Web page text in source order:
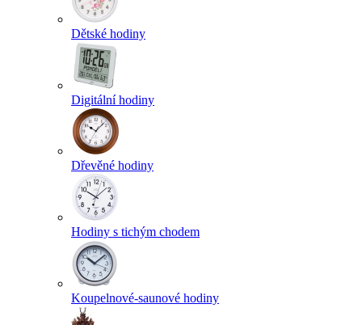
Dětské hodiny
Digitální hodiny
Dřevěné hodiny
Hodiny s tichým chodem
Koupelnové-saunové hodiny